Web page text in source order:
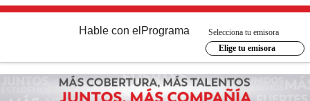
Hable con el Programa
Selecciona tu emisora
Elige tu emisora